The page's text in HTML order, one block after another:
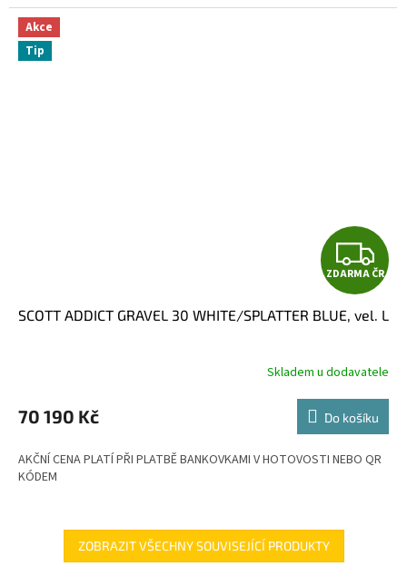
Akce
Tip
Z
D
A
R
M
A
ZDARMA ČR
SCOTT ADDICT GRAVEL 30 WHITE/SPLATTER BLUE, vel. L
Skladem u dodavatele
70 190 Kč Do košíku
AKČNÍ CENA PLATÍ PŘI PLATBĚ BANKOVKAMI V HOTOVOSTI NEBO QR
KÓDEM
ZOBRAZIT VŠECHNY SOUVISEJÍCÍ PRODUKTY